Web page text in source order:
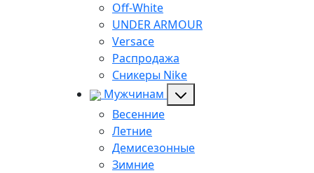
Off-White
UNDER ARMOUR
Versace
Распродажа
Сникеры Nike
Мужчинам
Весенние
Летние
Демисезонные
Зимние